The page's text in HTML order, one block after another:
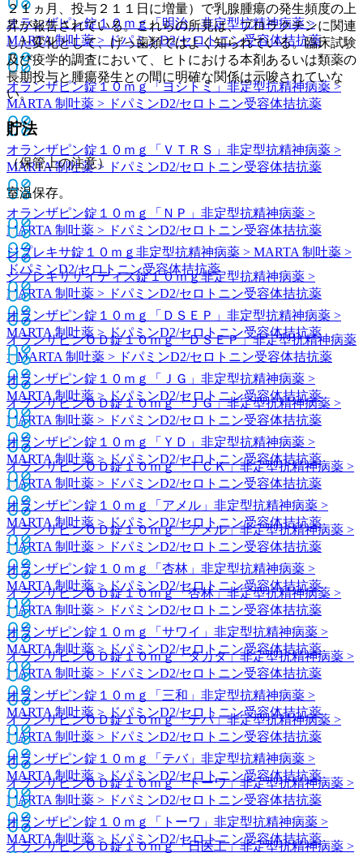
オランザピン錠１０ｍｇ「明治」非定型抗精神病薬 >
MARTA 制吐薬 > ドパミンD2/セロトニン受容体拮抗薬
オランザピン錠１０ｍｇ「ヨシトミ」非定型抗精神病薬 >
MARTA 制吐薬 > ドパミンD2/セロトニン受容体拮抗薬
オランザピン錠１０ｍｇ「ＶＴＲＳ」 非定型抗精神病薬 >
MARTA 制吐薬 > ドパミンD2/セロトニン受容体拮抗薬
オランザピン錠１０ｍｇ「ＮＰ」 非定型抗精神病薬 >
MARTA 制吐薬 > ドパミンD2/セロトニン受容体拮抗薬
ジプレキサザイディス錠１０ｍｇ非定型抗精神病薬 >
MARTA 制吐薬 > ドパミンD2/セロトニン受容体拮抗薬
オランザピンＯＤ錠１０ｍｇ「ＤＳＥＰ」非定型抗精神病薬
> MARTA 制吐薬 > ドパミンD2/セロトニン受容体拮抗薬
オランザピンＯＤ錠１０ｍｇ「ＪＧ」非定型抗精神病薬 >
MARTA 制吐薬 > ドパミンD2/セロトニン受容体拮抗薬
オランザピンＯＤ錠１０ｍｇ「ＴＣＫ」非定型抗精神病薬 >
MARTA 制吐薬 > ドパミンD2/セロトニン受容体拮抗薬
オランザピンＯＤ錠１０ｍｇ「アメル」非定型抗精神病薬 >
MARTA 制吐薬 > ドパミンD2/セロトニン受容体拮抗薬
オランザピンＯＤ錠１０ｍｇ「杏林」非定型抗精神病薬 >
MARTA 制吐薬 > ドパミンD2/セロトニン受容体拮抗薬
オランザピンＯＤ錠１０ｍｇ「タカタ」非定型抗精神病薬 >
MARTA 制吐薬 > ドパミンD2/セロトニン受容体拮抗薬
オランザピンＯＤ錠１０ｍｇ「テバ」非定型抗精神病薬 >
MARTA 制吐薬 > ドパミンD2/セロトニン受容体拮抗薬
オランザピンＯＤ錠１０ｍｇ「トーワ」非定型抗精神病薬 >
MARTA 制吐薬 > ドパミンD2/セロトニン受容体拮抗薬
オランザピンＯＤ錠１０ｍｇ「日医工」非定型抗精神病薬 >
２１ヵ月、投与２１１日に増量）で乳腺腫瘍の発生頻度の上
昇が報告されている。これらの所見は、プロラクチンに関連
した変化として、げっ歯類ではよく知られている。臨床試験
及び疫学的調査において、ヒトにおける本剤あるいは類薬の
長期投与と腫瘍発生との間に明確な関係は示唆されていな
い。
貯法
（保管上の注意）
室温保存。
ジプレキサ錠１０ｍｇ 非定型抗精神病薬 > MARTA 制吐薬 >
ドパミンD2/セロトニン受容体拮抗薬
オランザピン錠１０ｍｇ「ＤＳＥＰ」 非定型抗精神病薬 >
MARTA 制吐薬 > ドパミンD2/セロトニン受容体拮抗薬
オランザピン錠１０ｍｇ「ＪＧ」 非定型抗精神病薬 >
MARTA 制吐薬 > ドパミンD2/セロトニン受容体拮抗薬
オランザピン錠１０ｍｇ「ＹＤ」 非定型抗精神病薬 >
MARTA 制吐薬 > ドパミンD2/セロトニン受容体拮抗薬
オランザピン錠１０ｍｇ「アメル」 非定型抗精神病薬 >
MARTA 制吐薬 > ドパミンD2/セロトニン受容体拮抗薬
オランザピン錠１０ｍｇ「杏林」 非定型抗精神病薬 >
MARTA 制吐薬 > ドパミンD2/セロトニン受容体拮抗薬
オランザピン錠１０ｍｇ「サワイ」 非定型抗精神病薬 >
MARTA 制吐薬 > ドパミンD2/セロトニン受容体拮抗薬
オランザピン錠１０ｍｇ「三和」 非定型抗精神病薬 >
MARTA 制吐薬 > ドパミンD2/セロトニン受容体拮抗薬
オランザピン錠１０ｍｇ「テバ」 非定型抗精神病薬 >
MARTA 制吐薬 > ドパミンD2/セロトニン受容体拮抗薬
オランザピン錠１０ｍｇ「トーワ」 非定型抗精神病薬 >
MARTA 制吐薬 > ドパミンD2/セロトニン受容体拮抗薬